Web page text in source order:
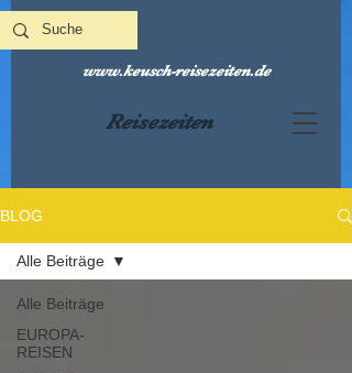
Reisezeiten
www.keusch-reisezeiten.de
BLOG
Alle Beiträge
EUROPA-
REISEN
Alle Beiträge